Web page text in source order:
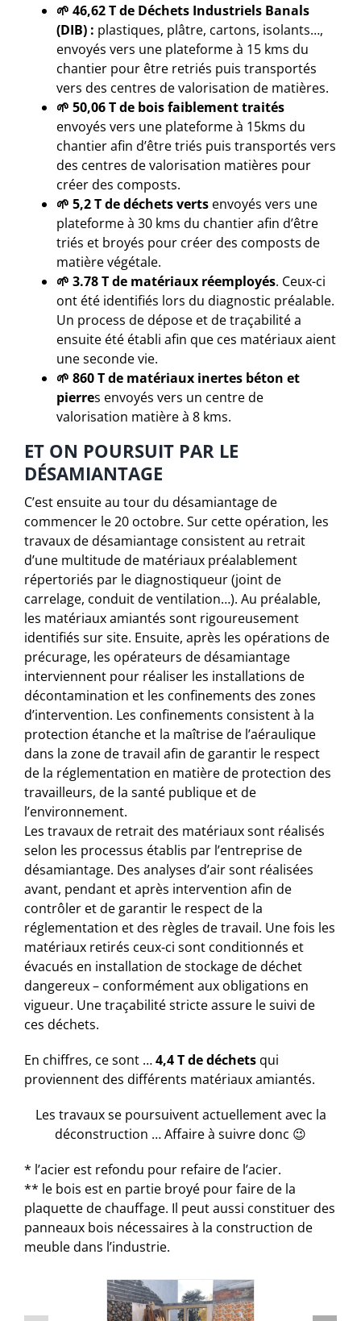
🌱 46,62 T de Déchets Industriels Banals
(DIB) : plastiques, plâtre, cartons, isolants…,
envoyés vers une plateforme à 15 kms du
chantier pour être retriés puis transportés
vers des centres de valorisation de matières.
🌱 50,06 T de bois faiblement traités
envoyés vers une plateforme à 15kms du
chantier afin d’être triés puis transportés vers
des centres de valorisation matières pour
créer des composts.
🌱 5,2 T de déchets vertsenvoyés vers une
plateforme à 30 kms du chantier afin d’être
triés et broyés pour créer des composts de
matière végétale.
🌱 3.78 T de matériaux réemployés. Ceux-ci
ont été identifiés lors du diagnostic préalable.
Un process de dépose et de traçabilité a
ensuite été établi afin que ces matériaux aient
une seconde vie.
🌱 860 T de matériaux inertes béton et
pierres envoyés vers un centre de
valorisation matière à 8 kms.
ET ON POURSUIT PAR LE
DÉSAMIANTAGE
C’est ensuite au tour du désamiantage de
commencer le 20 octobre. Sur cette opération, les
travaux de désamiantage consistent au retrait
d’une multitude de matériaux préalablement
répertoriés par le diagnostiqueur (joint de
carrelage, conduit de ventilation…). Au préalable,
les matériaux amiantés sont rigoureusement
identifiés sur site. Ensuite, après les opérations de
précurage, les opérateurs de désamiantage
interviennent pour réaliser les installations de
décontamination et les confinements des zones
d’intervention. Les confinements consistent à la
protection étanche et la maîtrise de l’aéraulique
dans la zone de travail afin de garantir le respect
de la réglementation en matière de protection des
travailleurs, de la santé publique et de
l’environnement.
Les travaux de retrait des matériaux sont réalisés
selon les processus établis par l’entreprise de
désamiantage. Des analyses d’air sont réalisées
avant, pendant et après intervention afin de
contrôler et de garantir le respect de la
réglementation et des règles de travail. Une fois les
matériaux retirés ceux-ci sont conditionnés et
évacués en installation de stockage de déchet
dangereux – conformément aux obligations en
vigueur. Une traçabilité stricte assure le suivi de
ces déchets.
En chiffres, ce sont …4,4 T de déchetsqui
proviennent des différents matériaux amiantés.
Les travaux se poursuivent actuellement avec la
déconstruction … Affaire à suivre donc 😉
* l’acier est refondu pour refaire de l’acier.
** le bois est en partie broyé pour faire de la
plaquette de chauffage. Il peut aussi constituer des
panneaux bois nécessaires à la construction de
meuble dans l’industrie.